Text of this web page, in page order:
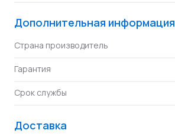
Дополнительная информация
Страна производитель
Гарантия
Срок службы
Доставка